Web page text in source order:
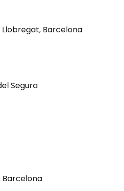
Llobregat, Barcelona
Segura
Barcelona